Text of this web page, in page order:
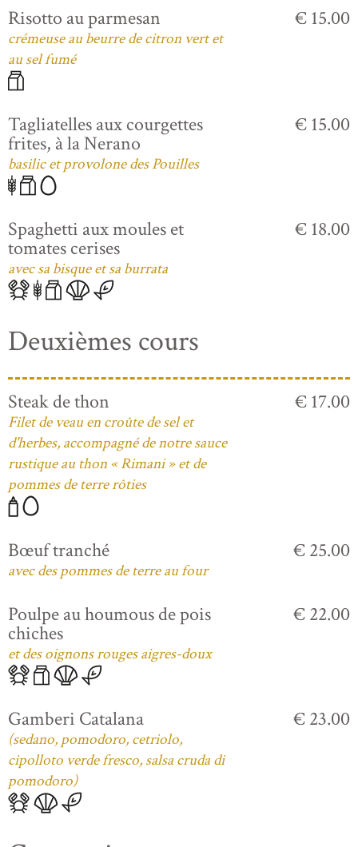
Risotto au parmesan
crémeuse au beurre de citron vert et
au sel fumé
€ 15.00
Tagliatelles aux courgettes
frites, à la Nerano
basilic et provolone des Pouilles
€ 15.00
Spaghetti aux moules et
tomates cerises
avec sa bisque et sa burrata
€ 18.00
Deuxièmes cours
Steak de thon
Filet de veau en croûte de sel et
d'herbes, accompagné de notre sauce
rustique au thon « Rimani » et de
pommes de terre rôties
€ 17.00
Bœuf tranché
avec des pommes de terre au four
€ 25.00
Poulpe au houmous de pois
chiches
et des oignons rouges aigres-doux
€ 22.00
Gamberi Catalana
(sedano, pomodoro, cetriolo,
cipolloto verde fresco, salsa cruda di
pomodoro)
€ 23.00